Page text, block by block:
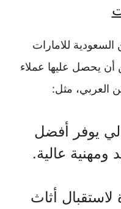
للامارات
يحصل عليها عملاء
مثل:
يوفر أفضل
عالية.
أثاث